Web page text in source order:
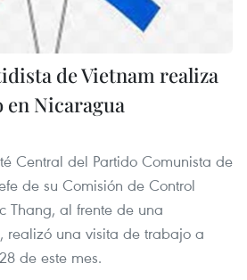
de Vietnam realiza
Nicaragua
Central del Partido Comunista de
de su Comisión de Control
Thang, al frente de una
realizó una visita de trabajo a
de este mes.